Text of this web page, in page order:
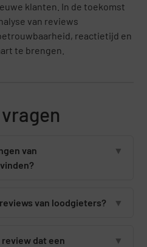
klanten. In de toekomst
van reviews
reactietijd en
te brengen.
van
▼
van loodgieters? ▼
dat een
▼